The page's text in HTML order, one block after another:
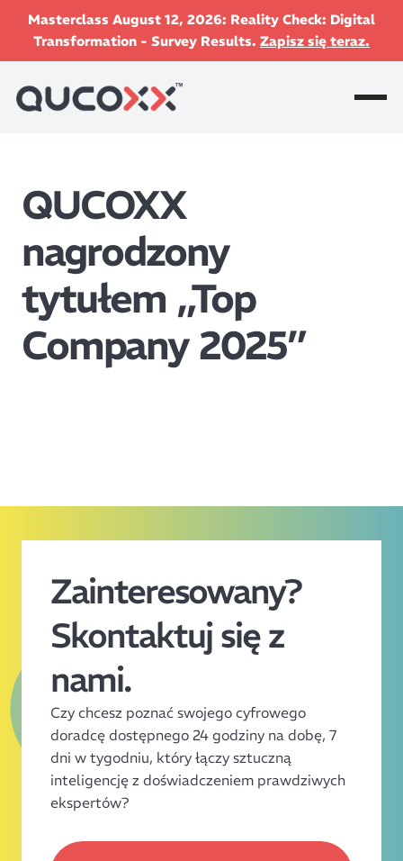
Masterclass August 12, 2026: Reality Check: Digital
Transformation - Survey Results. Zapisz się teraz.
QUCOXX
nagrodzony
tytułem „Top
Company 2025”
Zainteresowany?
Skontaktuj się z
nami.
Czy chcesz poznać swojego cyfrowego
doradcę dostępnego 24 godziny na dobę, 7
dni w tygodniu, który łączy sztuczną
inteligencję z doświadczeniem prawdziwych
ekspertów?